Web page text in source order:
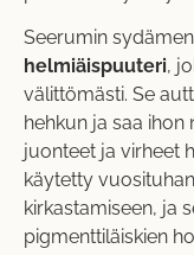
Seerumin
helmiäispuuteri,
välittömästi. Se
hehkun ja saa
juonteet ja virheet
käytetty
kirkastamiseen, ja
pigmenttiläiskien